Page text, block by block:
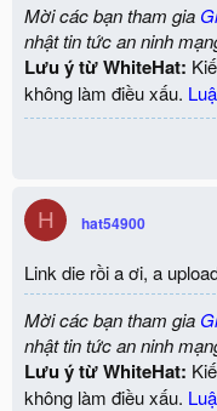
Mời các bạn tham gia
nhật tin tức an ninh
Lưu ý từ WhiteHat:
không làm điều xấu.
H hat54900
Link die rồi a ơi, a
Mời các bạn tham gia
nhật tin tức an ninh
Lưu ý từ WhiteHat:
không làm điều xấu.